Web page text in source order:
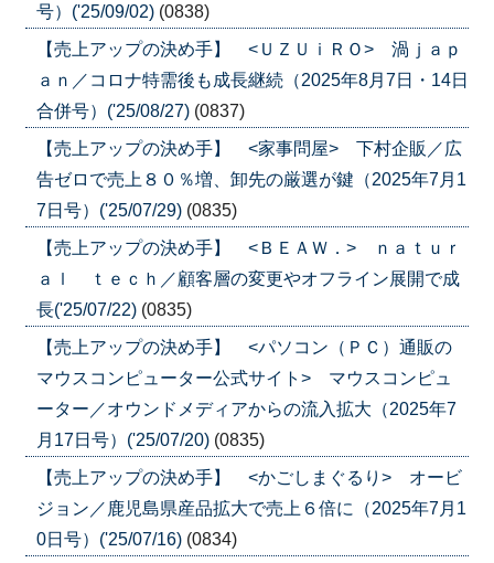
号）('25/09/02) (0838)
【売上アップの決め手】 <ＵＺＵｉＲＯ> 渦ｊａｐ
ａｎ／コロナ特需後も成長継続（2025年8月7日・14日
合併号）('25/08/27) (0837)
【売上アップの決め手】 <家事問屋> 下村企販／広
告ゼロで売上８０％増、卸先の厳選が鍵（2025年7月1
7日号）('25/07/29) (0835)
【売上アップの決め手】 <ＢＥＡＷ．> ｎａｔｕｒ
ａｌ ｔｅｃｈ／顧客層の変更やオフライン展開で成
長('25/07/22) (0835)
【売上アップの決め手】 <パソコン（ＰＣ）通販の
マウスコンピューター公式サイト> マウスコンピュ
ーター／オウンドメディアからの流入拡大（2025年7
月17日号）('25/07/20) (0835)
【売上アップの決め手】 <かごしまぐるり> オービ
ジョン／鹿児島県産品拡大で売上６倍に（2025年7月1
0日号）('25/07/16) (0834)